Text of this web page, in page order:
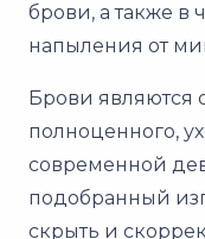
брови, а также в
напыления от
Брови являются
полноценного,
современной
подобранный
скрыть и